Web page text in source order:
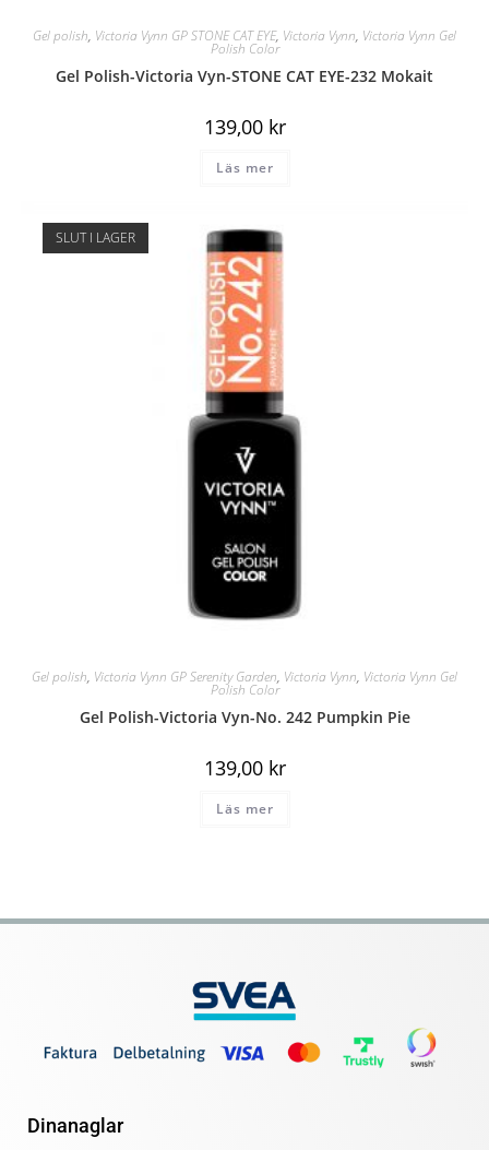
Gel polish, Victoria Vynn GP STONE CAT EYE, Victoria Vynn, Victoria Vynn Gel
Polish Color
Gel Polish-Victoria Vyn-STONE CAT EYE-232 Mokait
139,00 kr
Läs mer
SLUT I LAGER
Gel polish, Victoria Vynn GP Serenity Garden, Victoria Vynn, Victoria Vynn Gel
Polish Color
Gel Polish-Victoria Vyn-No. 242 Pumpkin Pie
139,00 kr
Läs mer
Dinanaglar